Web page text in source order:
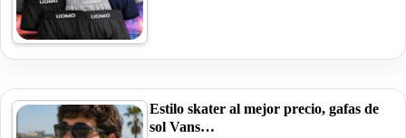
Estilo skater al mejor precio, gafas de
sol Vans…